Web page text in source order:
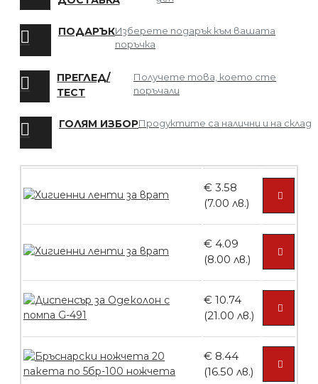
Четка за боядисване
БЕЗПЛАТНО
Контейнери за сваляне на гел лак 10
ПОДАРЪКИзберете подарък към вашата
поръчка
ПРЕГЛЕД/
ТЕСТ
Получете това, което сте
поръчали
ГОЛЯМ ИЗБОРПродуктите са налични и на склад
€ 3.58
(7.00 лв.)
€ 4.09
(8.00 лв.)
€ 10.74
(21.00 лв.)
€ 8.44
(16.50 лв.)